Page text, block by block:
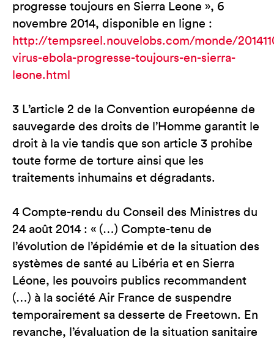
progresse toujours en Sierra Leone », 6
novembre 2014, disponible en ligne :
http://tempsreel.nouvelobs.com/monde/
virus-ebola-progresse-toujours-en-sierra-
leone.html
3 L’article 2 de la Convention européenne de
sauvegarde des droits de l’Homme garantit le
droit à la vie tandis que son article 3 prohibe
toute forme de torture ainsi que les
traitements inhumains et dégradants.
4 Compte-rendu du Conseil des Ministres du
24 août 2014 : « (…) Compte-tenu de
l’évolution de l’épidémie et de la situation des
systèmes de santé au Libéria et en Sierra
Léone, les pouvoirs publics recommandent
(…) à la société Air France de suspendre
temporairement sa desserte de Freetown. En
revanche, l’évaluation de la situation sanitaire